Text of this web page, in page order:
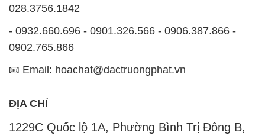
028.3756.1842
- 0932.660.696 - 0901.326.566 - 0906.387.866 -
0902.765.866
📧 Email: hoachat@dactruongphat.vn
ĐỊA CHỈ
1229C Quốc lộ 1A, Phường Bình Trị Đông B,